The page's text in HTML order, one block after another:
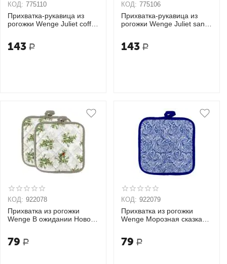
КОД: 775110
Прихватка-рукавица из
рогожки Wenge Juliet coffe
143 Р
КОД: 775106
Прихватка-рукавица из
рогожки Wenge Juliet sand
143 Р
КОД: 922078
Прихватка из рогожки
Wenge В ожидании Нового
79 Р
КОД: 922079
Прихватка из рогожки
Wenge Морозная сказка
79 Р